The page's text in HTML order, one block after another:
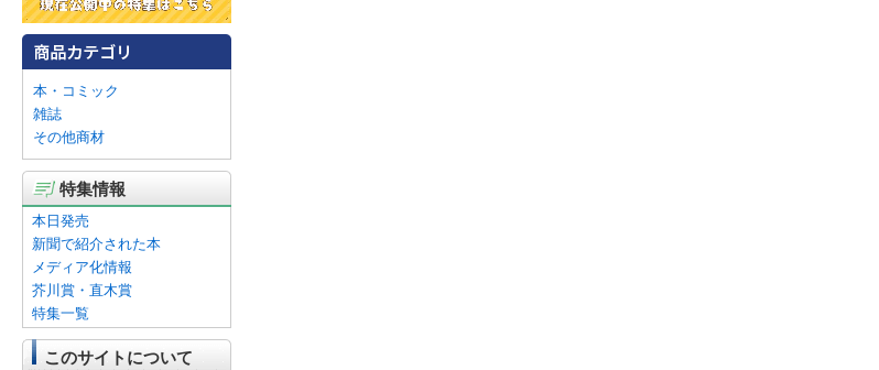
本・コミック
雑誌
その他商材
特集情報
本日発売
新聞で紹介された本
メディア化情報
芥川賞・直木賞
特集一覧
このサイトについて